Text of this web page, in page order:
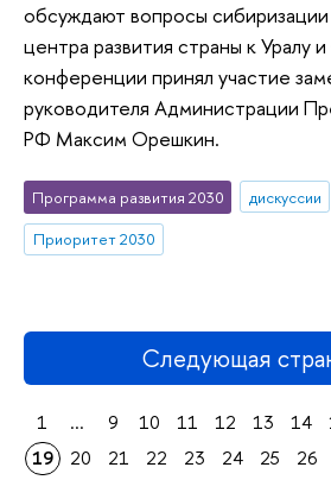
обсуждают вопросы
центра развития страны к Уралу
конференции принял участие
руководителя Администрации
РФ Максим Орешкин.
Программа развития 2030 дискуссии
Приоритет 2030
Следующая
1 ... 9 10 11 12 13 14
19
20 21 22 23 24 25 26